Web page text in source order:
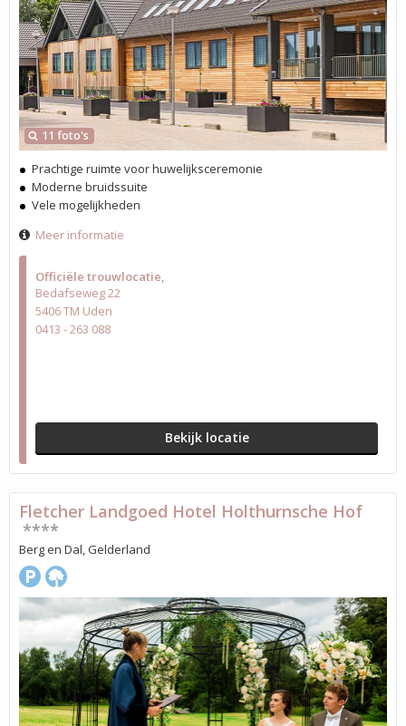
Officiële trouwlocatie
Bedafseweg 22
5406 TM Uden
0413 - 263 088
Bekijk locatie
11 foto's
Prachtige ruimte voor huwelijksceremonie
Moderne bruidssuite
Vele mogelijkheden
Meer informatie
Fletcher Landgoed Hotel Holthurnsche Hof
****
Berg en Dal, Gelderland